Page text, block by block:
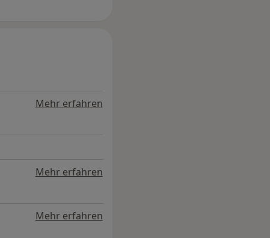
Mehr erfahren
Mehr erfahren
Mehr erfahren